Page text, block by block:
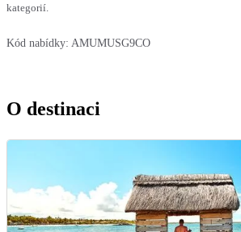
kategorií.
Kód nabídky: AMUMUSG9CO
O destinaci